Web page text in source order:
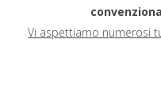
Vi aspettiamo numerosi